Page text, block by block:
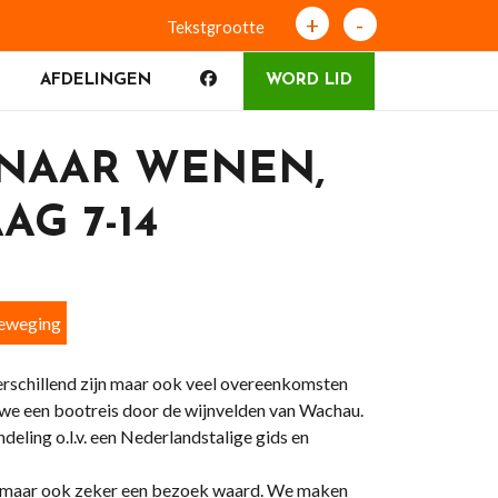
Tekstgrootte + -
AFDELINGEN WORD LID
WENEN,
7-14
zijn maar ook veel overeenkomsten
een bootreis door de wijnvelden van Wachau.
o.l.v. een Nederlandstalige gids en
ook zeker een bezoek waard. We maken